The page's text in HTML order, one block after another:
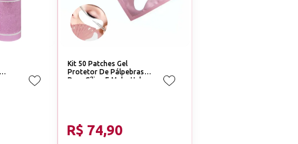
Kit 50 Patches Gel
Protetor De Pálpebras
Para Cílios E Make Helen
R$ 74,90